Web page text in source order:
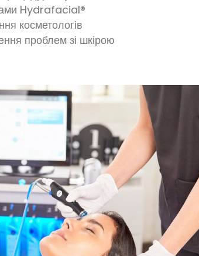
Hydrafacial®
косметологів
проблем зі шкірою